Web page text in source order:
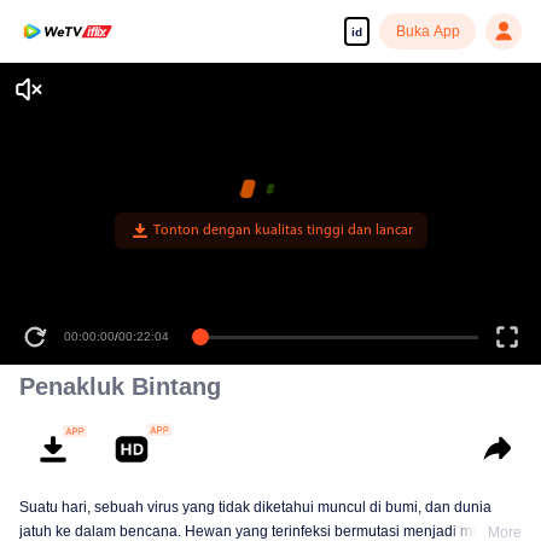
id Buka App
Tonton dengan kualitas tinggi dan lancar
00:00:00/00:22:04
Penakluk Bintang
Suatu hari, sebuah virus yang tidak diketahui muncul di bumi, dan dunia
jatuh ke dalam bencana. Hewan yang terinfeksi bermutasi menjadi monster
More